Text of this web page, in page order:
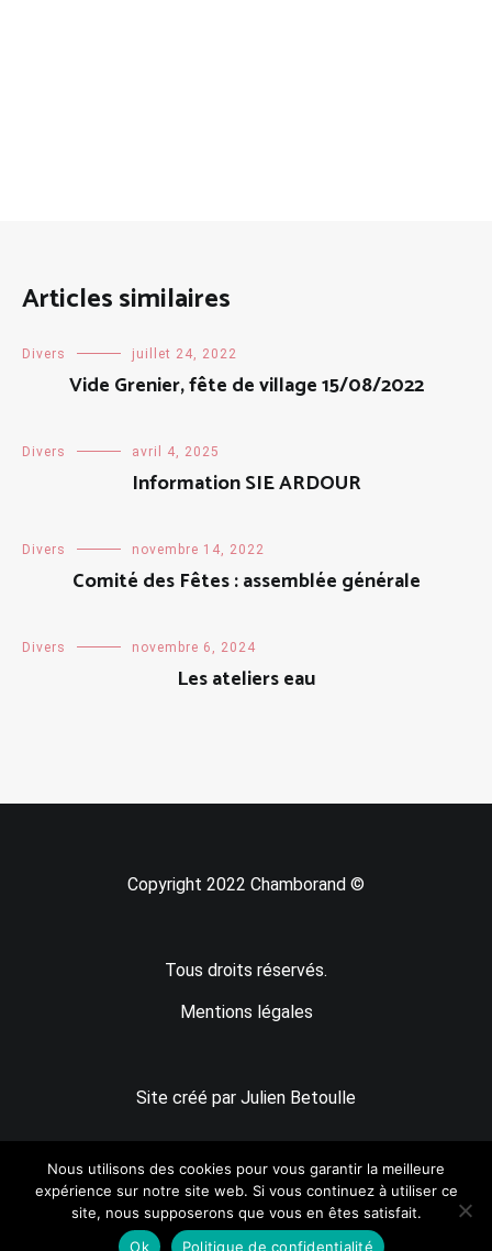
Articles similaires
Divers juillet 24, 2022
Vide Grenier, fête de village 15/08/2022
Divers avril 4, 2025
Information SIE ARDOUR
Divers novembre 14, 2022
Comité des Fêtes : assemblée générale
Divers novembre 6, 2024
Les ateliers eau
Copyright 2022 Chamborand ©
Tous droits réservés.
Mentions légales
Site créé par Julien Betoulle
Nous utilisons des cookies pour vous garantir la meilleure
expérience sur notre site web. Si vous continuez à utiliser ce
site, nous supposerons que vous en êtes satisfait.
Ok
Politique de confidentialité